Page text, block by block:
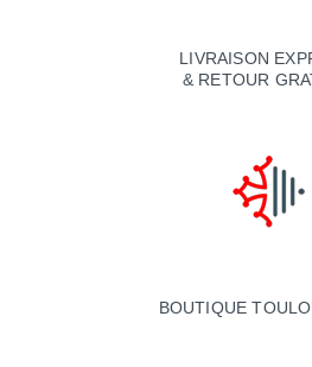
LIVRAISON
& RETOUR
BOUTIQUE